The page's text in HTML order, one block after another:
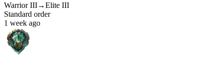
Warrior III→Elite III
Standard order
1 week ago